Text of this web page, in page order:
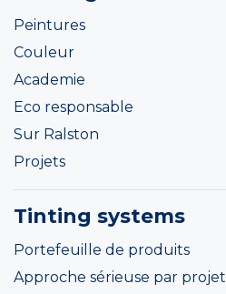
Peintures
Couleur
Academie
Eco responsable
Sur Ralston
Projets
Tinting systems
Portefeuille de produits
Approche sérieuse par projet